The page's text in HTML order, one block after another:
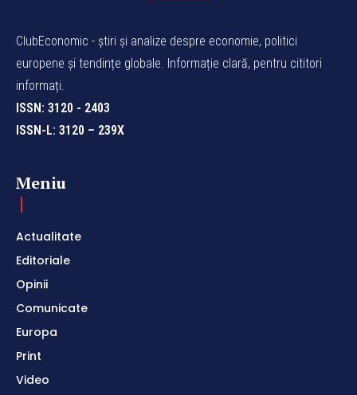
ClubEconomic - știri și analize despre economie, politici
europene și tendințe globale. Informație clară, pentru cititori
informați.
ISSN: 3120 - 2403
ISSN-L: 3120 – 239X
Meniu
Actualitate
Editoriale
Opinii
Comunicate
Europa
Print
Video